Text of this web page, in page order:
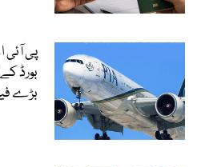
پی
بورڈ
بڑے